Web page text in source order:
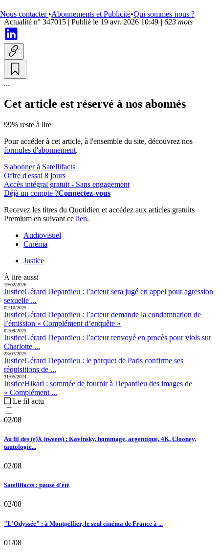
Nous contacter •Abonnements et Publicité•Qui sommes-nous ?
ParLB avec AFP
Actualité n° 347015 | Publié le 19 avr. 2026 10:49 | 623 mots
...
Cet article est réservé à nos abonnés
99% reste à lire
Pour accéder à cet article, à l'ensemble du site, découvrez nos
formules d'abonnement.
S'abonner à Satellifacts
Offre d'essai 8 jours
Accès intégral gratuit - Sans engagement
Déjà un compte ?Connectez-vous
Recevez les titres du Quotidien et accédez aux articles gratuits
Premium en suivant ce lien.
Audiovisuel
Cinéma
Justice
À lire aussi
19/02/2026
JusticeGérard Depardieu : l’acteur sera jugé en appel pour agression
sexuelle ...
02/10/2025
JusticeGérard Depardieu : l’acteur demande la condamnation de
l’émission « Complément d’enquête »
02/09/2025
JusticeGérard Depardieu : l’acteur renvoyé en procès pour viols sur
Charlotte ...
23/07/2025
JusticeGérard Depardieu : le parquet de Paris confirme ses
réquisitions de ...
31/05/2024
JusticeHikari : sommée de fournir à Depardieu des images de
« Complément ...
Le fil actu
02/08
Au fil des (e)X (tweets) : Kavinsky, hommage, argentique, 4K, Clooney,
tautologie...
02/08
Satellifacts : pause d'été
02/08
"L'Odyssée" : à Montpellier, le seul cinéma de France à ...
01/08